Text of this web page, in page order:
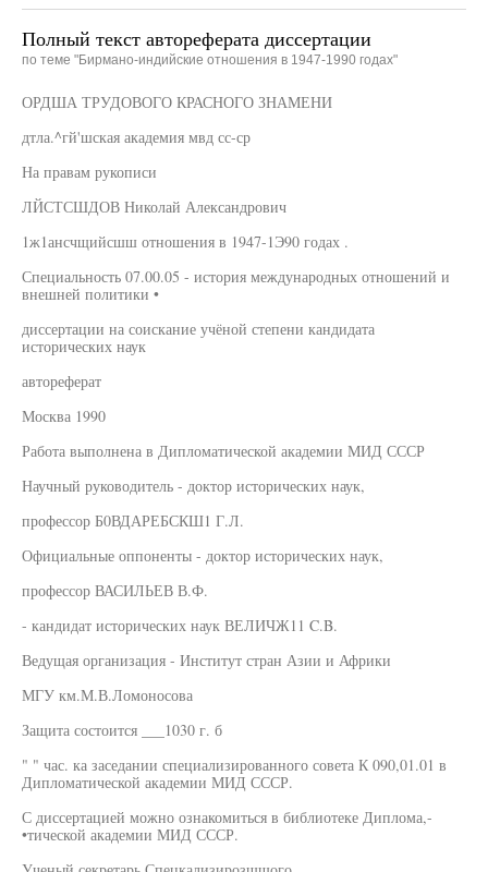
Полный текст автореферата диссертации
по теме "Бирмано-индийские отношения в 1947-1990 годах"
ОРДША ТРУДОВОГО КРАСНОГО ЗНАМЕНИ
дтла.^гй'шская академия мвд сс-ср
На правам рукописи
ЛЙСТСШДОВ Николай Александрович
1ж1ансчщийсшш отношения в 1947-1Э90 годах .
Специальность 07.00.05 - история международных отношений и
внешней политики •
диссертации на соискание учёной степени кандидата
исторических наук
автореферат
Москва 1990
Работа выполнена в Дипломатической академии МИД СССР
Научный руководитель - доктор исторических наук,
профессор Б0ВДАРЕБСКШ1 Г.Л.
Официальные оппоненты - доктор исторических наук,
профессор ВАСИЛЬЕВ В.Ф.
- кандидат исторических наук ВЕЛИЧЖ11 C.B.
Ведущая организация - Институт стран Азии и Африки
МГУ км.М.В.Ломоносова
Защита состоится ___1030 г. б
" " час. ка заседании специализированного совета К 090,01.01 в
Дипломатической академии МИД СССР.
С диссертацией можно ознакомиться в библиотеке Диплома,-
•тической академии МИД СССР.